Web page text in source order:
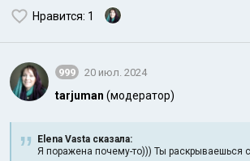
Нравится: 1
999 20 июл. 2024
tarjuman (модератор)
Elena Vasta сказалa:
Я поражена почему-то))) Ты раскрываешься